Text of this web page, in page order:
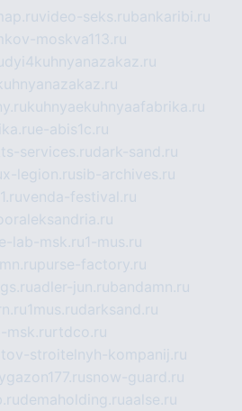
video-seks.rubankaribi.ru
moskva113.ru
kuhnyaekuhnyaafabrika.ru
e-abis1c.ru
services.rudark-sand.ru
x-legion.rusib-archives.ru
venda-festival.ru
lab-msk.ru1-mus.ru
purse-factory.ru
adler-jun.rubandamn.ru
1mus.rudarksand.ru
msk.ru rtdco.ru
stroitelnyh-kompanij.ru
snow-guard.ru
demaholding.ruaalse.ru